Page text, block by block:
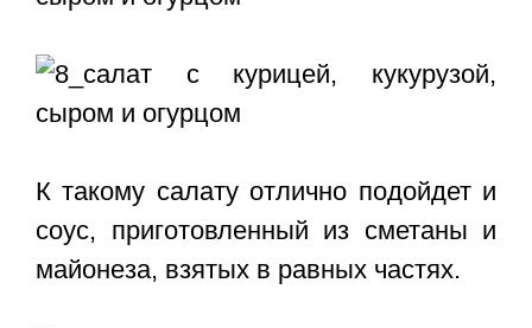
К такому салату отлично подойдет и
соус, приготовленный из сметаны и
майонеза, взятых в равных частях.